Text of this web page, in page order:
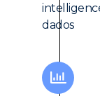
dados